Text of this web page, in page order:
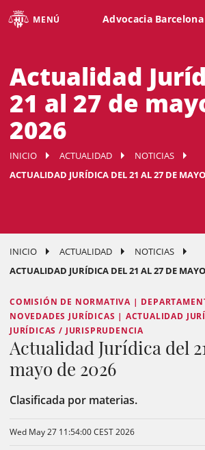
MENÚ Advocacia Barcelona
Actualidad
21 al 27 de
2026
INICIO ACTUALIDAD
NOTICIAS
ACTUALIDAD JURÍDICA DEL 21 AL 27 DE
INICIO ACTUALIDAD
NOTICIAS
ACTUALIDAD JURÍDICA DEL 21 AL 27 DE
COMISIÓN DE NORMATIVA |
NOVEDADES JURÍDICAS | ACTUALIDAD
JURÍDICAS / JURISPRUDENCIA
Actualidad Jurídica del
mayo de 2026
Clasificada por materias.
Wed May 27 11:54:00 CEST 2026